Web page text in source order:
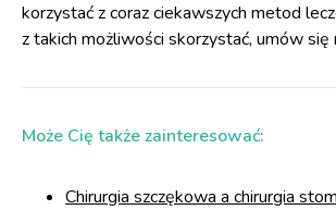
korzystać z coraz ciekawszych metod
z takich możliwości skorzystać, umów się
Może Cię także zainteresować:
Chirurgia szczękowa a chirurgia